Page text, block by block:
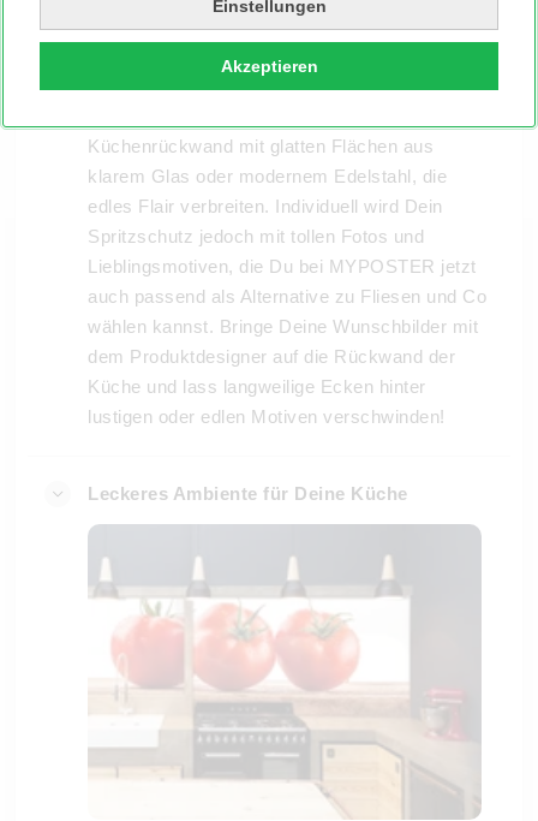
Einstellungen
Akzeptieren
Fliesenspiegel verziert, der möglichst
pflegeleicht Rückstände der Küchenarbeit
wieder entfernen lässt. Moderne Küchen gehen
Küchenrückwand mit glatten Flächen aus
klarem Glas oder modernem Edelstahl, die
edles Flair verbreiten. Individuell wird Dein
Spritzschutz jedoch mit tollen Fotos und
Lieblingsmotiven, die Du bei MYPOSTER jetzt
auch passend als Alternative zu Fliesen und Co
wählen kannst. Bringe Deine Wunschbilder mit
dem Produktdesigner auf die Rückwand der
Küche und lass langweilige Ecken hinter
lustigen oder edlen Motiven verschwinden!
Leckeres Ambiente für Deine Küche